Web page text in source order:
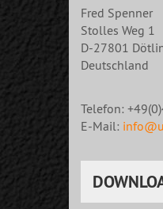
Fred Spenner
Stolles Weg 1
D-27801
Deutschland
Telefon:
E-Mail: